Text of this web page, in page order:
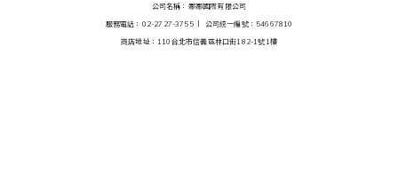
公司名稱：娜娜國際有限公司
服務電話：02-2727-3755 丨 公司統一編號：54667810
商店地址：110台北市信義區林口街182-1號1樓